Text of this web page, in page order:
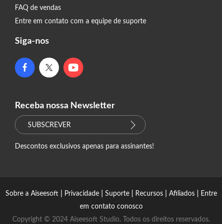
FAQ de vendas
Entre em contato com a equipe de suporte
Siga-nos
Receba nossa Newsletter
SUBSCREVER
Descontos exclusivos apenas para assinantes!
Sobre a Aiseesoft| Privacidade| Suporte| Recursos| Afiliados|
Entre
em contato conosco
Copyright © 2024 Aiseesoft Studio. Todos os direitos reservados.